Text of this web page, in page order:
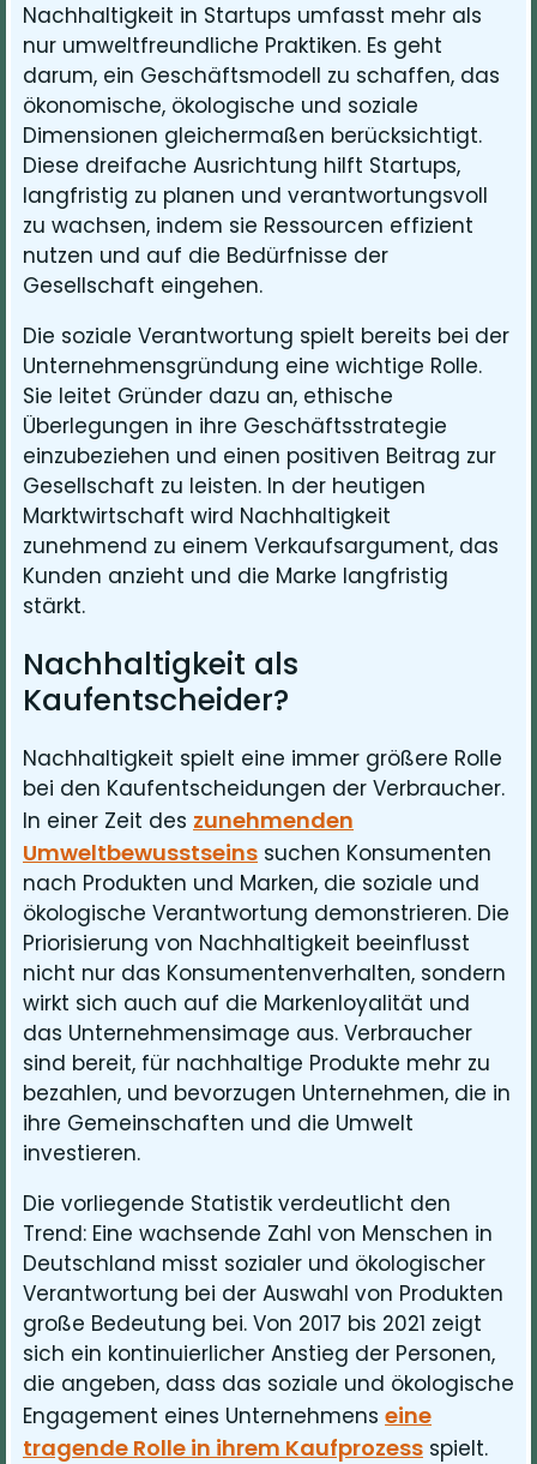
Nachhaltigkeit in Startups umfasst mehr als
nur umweltfreundliche Praktiken. Es geht
darum, ein Geschäftsmodell zu schaffen, das
ökonomische, ökologische und soziale
Dimensionen gleichermaßen berücksichtigt.
Diese dreifache Ausrichtung hilft Startups,
langfristig zu planen und verantwortungsvoll
zu wachsen, indem sie Ressourcen effizient
nutzen und auf die Bedürfnisse der
Gesellschaft eingehen.
Die soziale Verantwortung spielt bereits bei der
Unternehmensgründung eine wichtige Rolle.
Sie leitet Gründer dazu an, ethische
Überlegungen in ihre Geschäftsstrategie
einzubeziehen und einen positiven Beitrag zur
Gesellschaft zu leisten. In der heutigen
Marktwirtschaft wird Nachhaltigkeit
zunehmend zu einem Verkaufsargument, das
Kunden anzieht und die Marke langfristig
stärkt.
Nachhaltigkeit als
Kaufentscheider?
Nachhaltigkeit spielt eine immer größere Rolle
bei den Kaufentscheidungen der Verbraucher.
In einer Zeit des zunehmenden
Umweltbewusstseins suchen Konsumenten
nach Produkten und Marken, die soziale und
ökologische Verantwortung demonstrieren. Die
Priorisierung von Nachhaltigkeit beeinflusst
nicht nur das Konsumentenverhalten, sondern
wirkt sich auch auf die Markenloyalität und
das Unternehmensimage aus. Verbraucher
sind bereit, für nachhaltige Produkte mehr zu
bezahlen, und bevorzugen Unternehmen, die in
ihre Gemeinschaften und die Umwelt
investieren.
Die vorliegende Statistik verdeutlicht den
Trend: Eine wachsende Zahl von Menschen in
Deutschland misst sozialer und ökologischer
Verantwortung bei der Auswahl von Produkten
große Bedeutung bei. Von 2017 bis 2021 zeigt
sich ein kontinuierlicher Anstieg der Personen,
die angeben, dass das soziale und ökologische
Engagement eines Unternehmens eine
tragende Rolle in ihrem Kaufprozess spielt.